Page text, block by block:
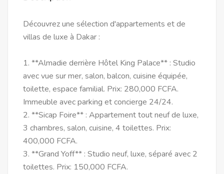
Découvrez une sélection d'appartements et de
villas de luxe à Dakar :
1. **Almadie derrière Hôtel King Palace** : Studio
avec vue sur mer, salon, balcon, cuisine équipée,
toilette, espace familial. Prix: 280,000 FCFA.
Immeuble avec parking et concierge 24/24.
2. **Sicap Foire** : Appartement tout neuf de luxe,
3 chambres, salon, cuisine, 4 toilettes. Prix:
400,000 FCFA.
3. **Grand Yoff** : Studio neuf, luxe, séparé avec 2
toilettes. Prix: 150,000 FCFA.